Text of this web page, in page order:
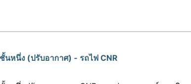
นหนึ่ง (ปรับอากาศ) - รถไฟ CNR